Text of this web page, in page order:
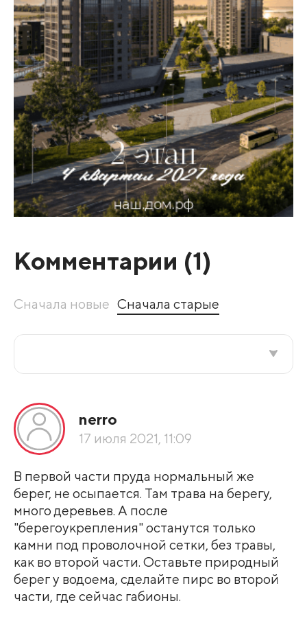
Комментарии (1)
Сначала новые Сначала старые
По рейтингу
Развернуть все
nerro
17 июля 2021, 11:09
В первой части пруда нормальный же
берег, не осыпается. Там трава на берегу,
много деревьев. А после
"берегоукрепления" останутся только
камни под проволочной сетки, без травы,
как во второй части. Оставьте природный
берег у водоема, сделайте пирс во второй
части, где сейчас габионы.